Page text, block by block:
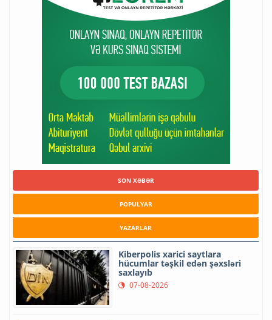
SON XƏBƏR
POPULYAR
YAZARLAR
Kiberpolis xarici saytlara
hücumlar təşkil edən şəxsləri
saxlayıb
07-08-2026